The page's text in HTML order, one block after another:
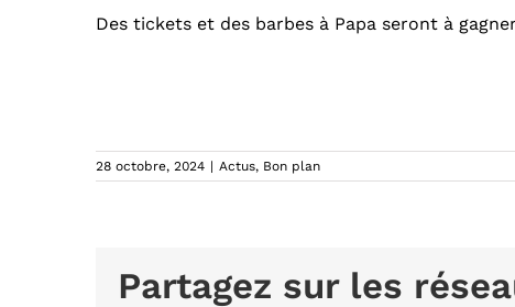
Des tickets et des barbes à Papa seront à
28 octobre, 2024 | Actus, Bon plan
Partagez sur les